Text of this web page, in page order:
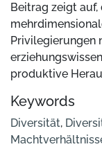
Beitrag zeigt
Privilegierungen
produktive
Keywords
Diversität,